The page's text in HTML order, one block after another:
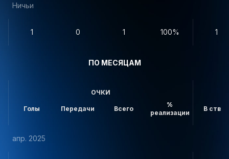
Ничьи
1 0 1 100% 1
ПО МЕСЯЦАМ
ОЧКИ
Голы Передачи Всего
%
реализации
В створ
апр. 2025